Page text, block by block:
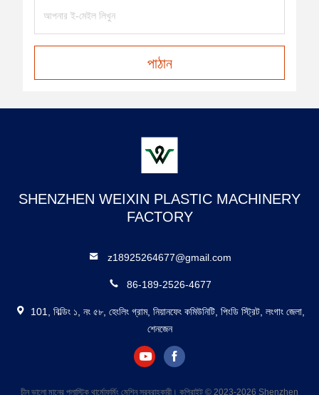
পাঠান
SHENZHEN WEIXIN PLASTIC MACHINERY
FACTORY
z18925264677@gmail.com
86-189-2526-4677
101, বিল্ডিং ১, নং ৫৮, হেংলিং গ্রাম, নিয়ানফেং কমিউনিটি, পিংডি স্ট্রিট, লংগাং জেলা,
শেনজেন
চীন ভালো মানের প্লাস্টিক থার্মোফর্মিং মেশিন সরবরাহকারী। কপিরাইট © 2023-2026 Shenzhen